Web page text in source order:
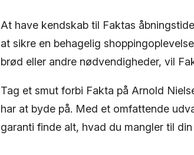
At have kendskab til Faktas
at sikre en behagelig
brød eller andre nødvendigheder, vil
Tag et smut forbi Fakta på Arnold
har at byde på. Med et omfattende
garanti finde alt, hvad du mangler til